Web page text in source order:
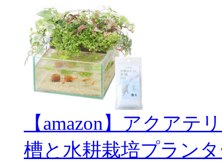
【amazon】アクアテ
槽と水耕栽培プラン